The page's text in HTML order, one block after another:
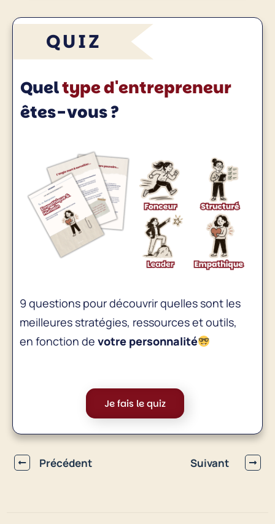
QUIZ
Queltype d'entrepreneur
êtes-vous ?
9 questions pour découvrir quelles sont les
meilleures stratégies, ressources et outils,
en fonction de votre personnalité
Je fais le quiz
Précédent Suivant